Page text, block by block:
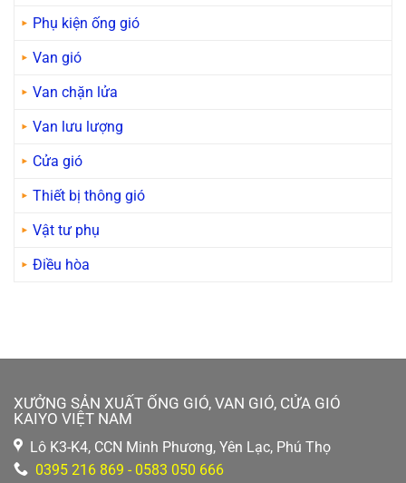
Phụ kiện ống gió
Van gió
Van chặn lửa
Van lưu lượng
Cửa gió
Thiết bị thông gió
Vật tư phụ
Điều hòa
XƯỞNG SẢN XUẤT ỐNG GIÓ, VAN GIÓ, CỬA GIÓ
KAIYO VIỆT NAM
Lô K3-K4, CCN Minh Phương, Yên Lạc, Phú Thọ
0395 216 869 - 0583 050 666